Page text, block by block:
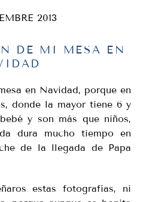
2013
DE MI MESA EN
en Navidad, porque en
donde la mayor tiene 6 y
y son más que niños,
dura mucho tiempo en
de la llegada de Papa
estas fotografías, ni